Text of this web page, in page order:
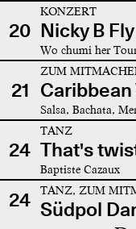
20
KONZERT
Nicky B Fly
Wo chumi her
21
ZUM
Caribbean
Salsa, Bachata,
24
TANZ
That's
Baptiste Cazaux
24 TANZ, ZUM
Südpol